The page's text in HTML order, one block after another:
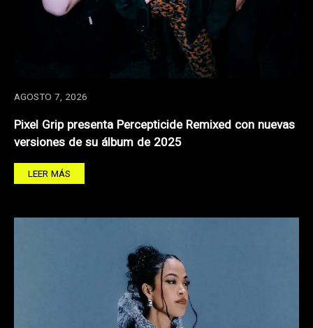
AGOSTO 7, 2026
Pixel Grip presenta Percepticide Remixed con nuevas
versiones de su álbum de 2025
LEER MÁS